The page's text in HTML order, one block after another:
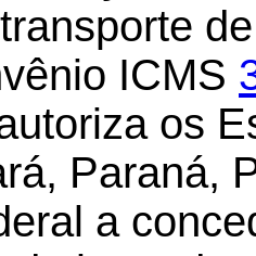
ICMS
os
Paraná,
a